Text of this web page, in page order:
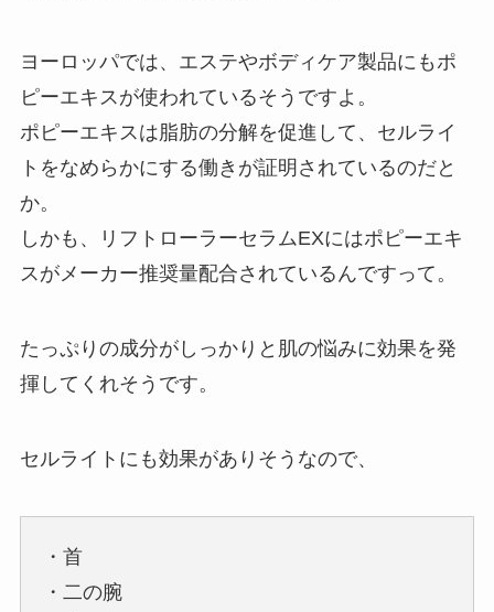
ヨーロッパでは、エステやボディケア製品にもポ
ピーエキスが使われているそうですよ。
ポピーエキスは脂肪の分解を促進して、セルライ
トをなめらかにする働きが証明されているのだと
か。
しかも、リフトローラーセラムEXにはポピーエキ
スがメーカー推奨量配合されているんですって。
たっぷりの成分がしっかりと肌の悩みに効果を発
揮してくれそうです。
セルライトにも効果がありそうなので、
・首
・二の腕